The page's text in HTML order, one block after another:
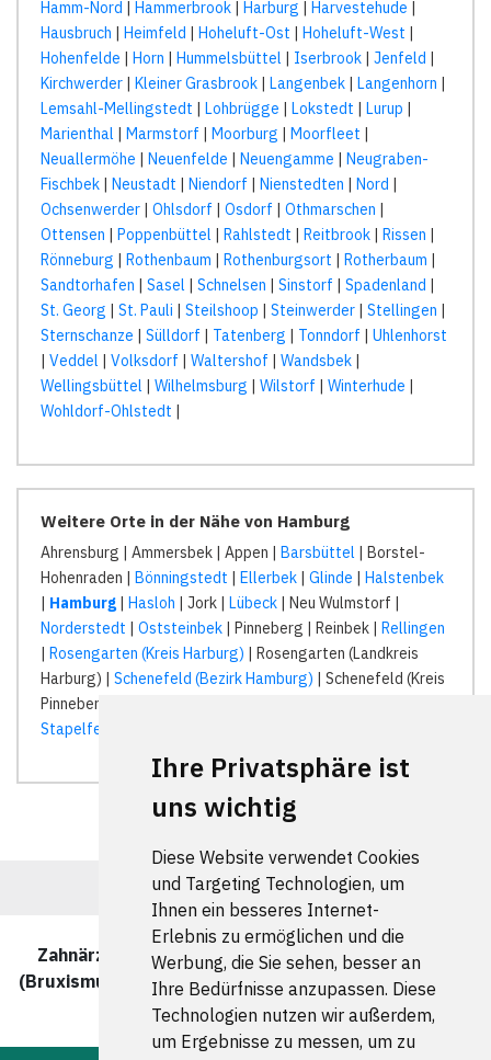
Ihre Privatsphäre ist
uns wichtig
Diese Website verwendet Cookies
und Targeting Technologien, um
Ihnen ein besseres Internet-
Erlebnis zu ermöglichen und die
Werbung, die Sie sehen, besser an
Ihre Bedürfnisse anzupassen. Diese
Technologien nutzen wir außerdem,
um Ergebnisse zu messen, um zu
Hamm-Nord | Hammerbrook | Harburg | Harvestehude |
Hausbruch | Heimfeld | Hoheluft-Ost | Hoheluft-West |
Hohenfelde | Horn | Hummelsbüttel | Iserbrook | Jenfeld |
Kirchwerder | Kleiner Grasbrook | Langenbek | Langenhorn |
Lemsahl-Mellingstedt | Lohbrügge | Lokstedt | Lurup |
Marienthal | Marmstorf | Moorburg | Moorfleet |
Neuallermöhe | Neuenfelde | Neuengamme | Neugraben-
Fischbek | Neustadt | Niendorf | Nienstedten | Nord |
Ochsenwerder | Ohlsdorf | Osdorf | Othmarschen |
Ottensen | Poppenbüttel | Rahlstedt | Reitbrook | Rissen |
Rönneburg | Rothenbaum | Rothenburgsort | Rotherbaum |
Sandtorhafen | Sasel | Schnelsen | Sinstorf | Spadenland |
St. Georg | St. Pauli | Steilshoop | Steinwerder | Stellingen |
Sternschanze | Sülldorf | Tatenberg | Tonndorf | Uhlenhorst
| Veddel | Volksdorf | Waltershof | Wandsbek |
Wellingsbüttel | Wilhelmsburg | Wilstorf | Winterhude |
Wohldorf-Ohlstedt |
Weitere Orte in der Nähe von Hamburg
Ahrensburg | Ammersbek | Appen | Barsbüttel | Borstel-
Hohenraden | Bönningstedt | Ellerbek | Glinde | Halstenbek
| Hamburg | Hasloh | Jork | Lübeck | Neu Wulmstorf |
Norderstedt | Oststeinbek | Pinneberg | Reinbek | Rellingen
| Rosengarten (Kreis Harburg) | Rosengarten (Landkreis
Harburg) | Schenefeld (Bezirk Hamburg) | Schenefeld (Kreis
Pinneberg) | Schenefeld (Kreis Steinburg) |
Stapelfeld
Zahnärzte und Zahnärztinnen für Zähneknirschen
(Bruxismus) in Hamburg wurde zuletzt am 06 August
2026 aktualisiert.